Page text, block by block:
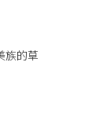
族的草